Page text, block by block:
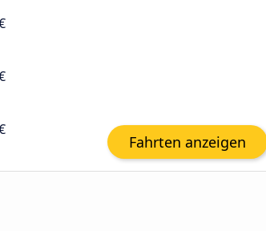
Fahrten anzeigen